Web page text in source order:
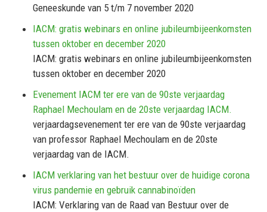
Geneeskunde van 5 t/m 7 november 2020
IACM: gratis webinars en online jubileumbijeenkomsten
tussen oktober en december 2020
IACM: gratis webinars en online jubileumbijeenkomsten
tussen oktober en december 2020
Evenement IACM ter ere van de 90ste verjaardag
Raphael Mechoulam en de 20ste verjaardag IACM.
verjaardagsevenement ter ere van de 90ste verjaardag
van professor Raphael Mechoulam en de 20ste
verjaardag van de IACM.
IACM verklaring van het bestuur over de huidige corona
virus pandemie en gebruik cannabinoïden
IACM: Verklaring van de Raad van Bestuur over de